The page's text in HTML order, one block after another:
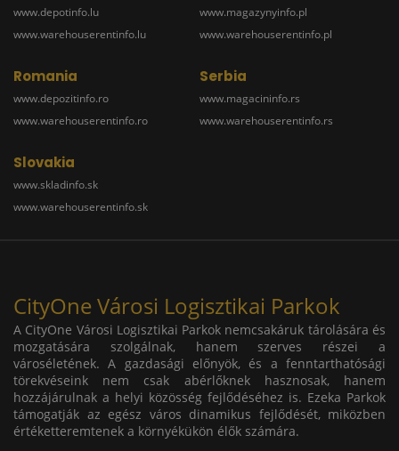
www.depotinfo.lu
www.warehouserentinfo.lu
www.magazynyinfo.pl
www.warehouserentinfo.pl
Romania
www.depozitinfo.ro
www.warehouserentinfo.ro
Serbia
www.magacininfo.rs
www.warehouserentinfo.rs
Slovakia
www.skladinfo.sk
www.warehouserentinfo.sk
CityOne Városi Logisztikai Parkok
A CityOne Városi Logisztikai Parkok nemcsakáruk tárolására és
mozgatására szolgálnak, hanem szerves részei a
városéletének. A gazdasági előnyök, és a fenntarthatósági
törekvéseink nem csak abérlőknek hasznosak, hanem
hozzájárulnak a helyi közösség fejlődéséhez is. Ezeka Parkok
támogatják az egész város dinamikus fejlődését, miközben
értéketteremtenek a környékükön élők számára.